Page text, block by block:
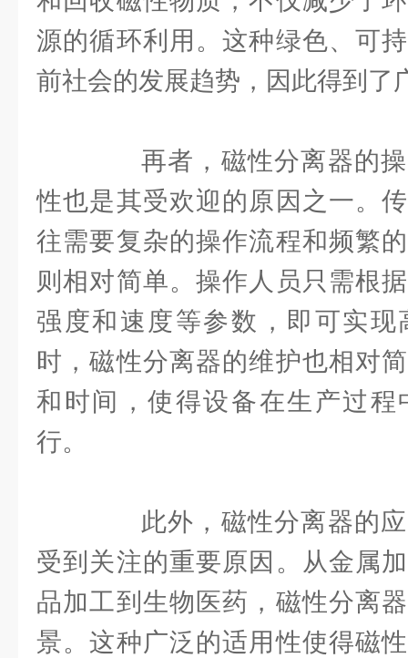
源的循环利用。这种绿色、可
前社会的发展趋势，因此得到了
再者，磁性分离器的操
性也是其受欢迎的原因之一。
往需要复杂的操作流程和频繁
则相对简单。操作人员只需根
强度和速度等参数，即可实现
时，磁性分离器的维护也相对
和时间，使得设备在生产过程
行。
此外，磁性分离器的应
受到关注的重要原因。从金属
品加工到生物医药，磁性分离
景。这种广泛的适用性使得磁